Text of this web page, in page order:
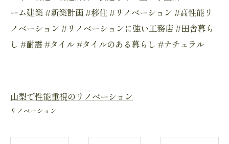
ーム建築 #新築計画 #移住 #リノベーション #高性能リ
ノベーション #リノベーションに強い工務店 #田舎暮ら
し #耐震 #タイル #タイルのある暮らし #ナチュラル
山梨で性能重視のリノベーション
リノベーション